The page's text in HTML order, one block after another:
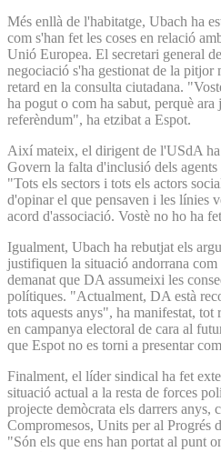
Més enllà de l'habitatge, Ubach ha
com s'han fet les coses en relació
Unió Europea. El secretari general
negociació s'ha gestionat de la pitjor
retard en la consulta ciutadana.
ha pogut o com ha sabut, perquè
referèndum", ha etzibat a Espot.
Així mateix, el dirigent de l'USdA ha
Govern la falta d'inclusió dels
"Tots els sectors i tots els actors
d'opinar el que pensaven i les línies
acord d'associació. Vostè no ho ha
Igualment, Ubach ha rebutjat els
justifiquen la situació andorrana
demanat que DA assumeixi les
polítiques. "Actualment, DA està
tots aquests anys", ha manifestat, tot
en campanya electoral de cara al
que Espot no es torni a presentar
Finalment, el líder sindical ha fet
situació actual a la resta de forces
projecte demòcrata els darrers anys,
Compromesos, Units per al Progrés
"Són els que ens han portat al punt